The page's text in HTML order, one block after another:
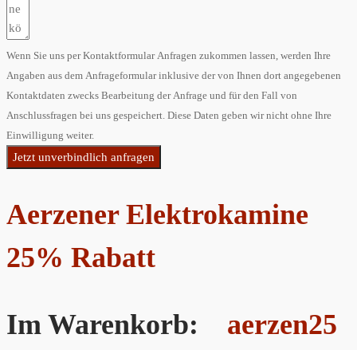
Wenn Sie uns per Kontaktformular Anfragen zukommen lassen, werden Ihre
Angaben aus dem Anfrageformular inklusive der von Ihnen dort angegebenen
Kontaktdaten zwecks Bearbeitung der Anfrage und für den Fall von
Anschlussfragen bei uns gespeichert. Diese Daten geben wir nicht ohne Ihre
Einwilligung weiter.
Jetzt unverbindlich anfragen
Aerzener Elektrokamine
25% Rabatt
Im Warenkorb: aerzen25